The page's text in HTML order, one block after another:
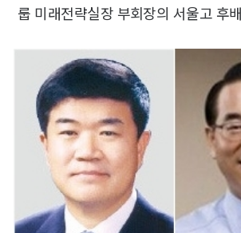
룹 미래전략실장 부회장의 서울고 후